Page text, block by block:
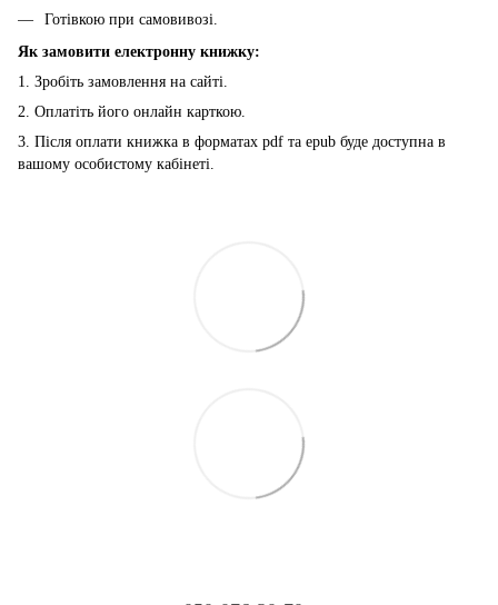
Готівкою при самовивозі.
Як замовити електронну книжку:
1. Зробіть замовлення на сайті.
2. Оплатіть його онлайн карткою.
3. Після оплати книжка в форматах pdf та epub буде доступна в
вашому особистому кабінеті.